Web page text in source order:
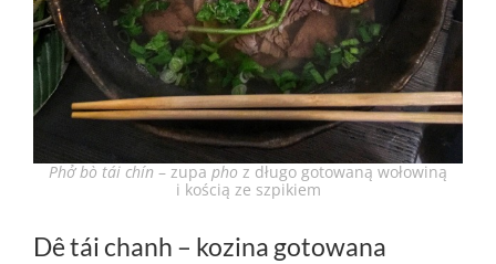
Phở bò tái chín – zupa pho z długo gotowaną wołowiną
i kością ze szpikiem
Dê tái chanh – kozina gotowana